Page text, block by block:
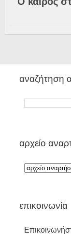
αναζήτηση
αρχείο
επικοινωνία